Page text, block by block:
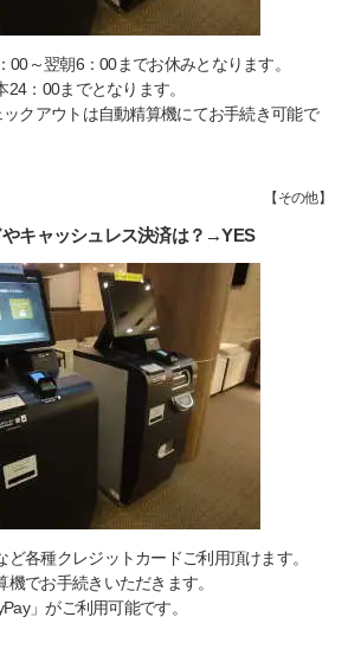
00～翌朝6：00までお休みとなります。
：00までとなります。
クアウトは自動精算機にてお手続き可能で
【 その他】
キャッシュレス決済は？→YES
ど各種クレジットカードご利用頂けます。
でお手続きいただきます。
」がご利用可能です。